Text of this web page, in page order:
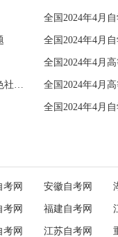
全国2024年4月
全国2024年4月
全国2024年4月高等教育自学考试毛泽东思想和中国特色社会主义理论体系概论试题 全国2024年4月
全国2024年4月
考网 安徽自考网
考网 福建自考网
考网 江苏自考网